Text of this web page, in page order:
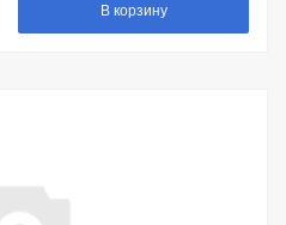
В корзину